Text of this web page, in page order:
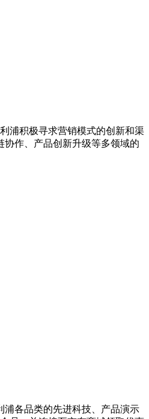
浦积极寻求营销模式的创新和渠
作、产品创新升级等多领域的
浦各品类的先进科技、产品演示